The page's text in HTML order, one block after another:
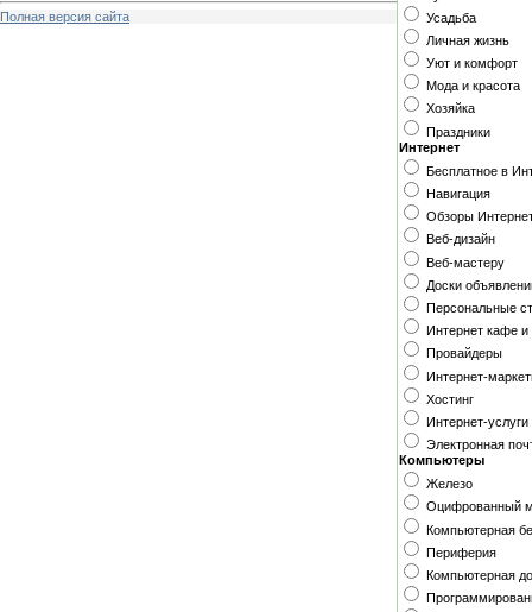
Усадьба
Личная жизнь
Уют и комфорт
Мода и красота
Хозяйка
Праздники
Интернет
Бесплатное в
Навигация
Обзоры
Веб-дизайн
Веб-мастеру
Доски
Персональные
Интернет кафе
Провайдеры
Интернет-
Хостинг
Интернет-услуги
Электронная
Компьютеры
Железо
Оцифрованный
Компьютерная
Периферия
Компьютерная
Полная версия сайта